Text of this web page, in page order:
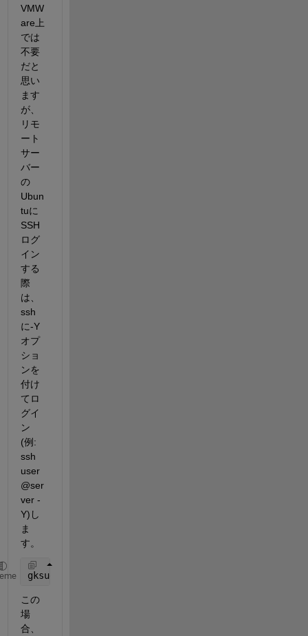
VMW
are上
では
不要
だと
思い
ます
が、
リモ
ート
サー
バー
の
Ubun
tuに
SSH
ログ
イン
する
際
は、
ssh
に-Y
オプ
ショ
ンを
付け
てロ
グイ
ン
(例:
ssh
user
@ser
ver -
Y)し
ま
す。
gksudo
この
場
合、